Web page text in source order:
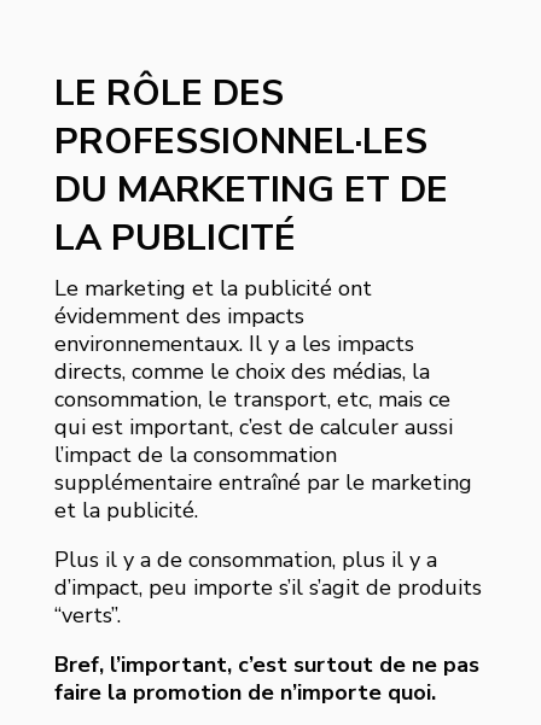
LE RÔLE DES
PROFESSIONNEL·LES
DU MARKETING ET DE
LA PUBLICITÉ
Le marketing et la publicité ont
évidemment des impacts
environnementaux. Il y a les impacts
directs, comme le choix des médias, la
consommation, le transport, etc, mais ce
qui est important, c’est de calculer aussi
l’impact de la consommation
supplémentaire entraîné par le marketing
et la publicité.
Plus il y a de consommation, plus il y a
d’impact, peu importe s’il s’agit de produits
“verts”.
Bref, l’important, c’est surtout de ne pas
faire la promotion de n’importe quoi.